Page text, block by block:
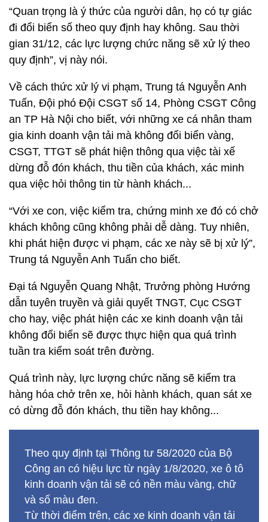
“Quan trọng là ý thức của người dân, họ có tự giác
đi đổi biển số theo quy định hay không. Sau thời
gian 31/12, các lực lượng chức năng sẽ xử lý theo
quy định”, vị này nói.
Về cách thức xử lý vi phạm, Trung tá Nguyễn Anh
Tuấn, Đội phó Đội CSGT số 14, Phòng CSGT Công
an TP Hà Nội cho biết, với những xe cá nhân tham
gia kinh doanh vận tải mà không đổi biển vàng,
CSGT, TTGT sẽ phát hiện thông qua việc tài xế
dừng đỗ đón khách, thu tiền của khách, xác minh
qua việc hỏi thông tin từ hành khách...
“Với xe con, việc kiểm tra, chứng minh xe đó có chở
khách không cũng không phải dễ dàng. Tuy nhiên,
khi phát hiện được vi phạm, các xe này sẽ bị xử lý”,
Trung tá Nguyễn Anh Tuấn cho biết.
Đại tá Nguyễn Quang Nhật, Trưởng phòng Hướng
dẫn tuyên truyền và giải quyết TNGT, Cục CSGT
cho hay, việc phát hiện các xe kinh doanh vận tải
không đổi biển sẽ được thực hiện qua quá trình
tuần tra kiểm soát trên đường.
Quá trình này, lực lượng chức năng sẽ kiểm tra
hàng hóa chở trên xe, hỏi hành khách, quan sát xe
có dừng đỗ đón khách, thu tiền hay không...
Theo quy định tại Thông tư 58/2020 của Bộ
Công an có hiệu lực từ ngày 1/8/2020, xe ô tô
kinh doanh vận tải sẽ có nền màu vàng, chữ
và số màu đen.
Từ thời điểm trên, các xe kinh doanh vận tải